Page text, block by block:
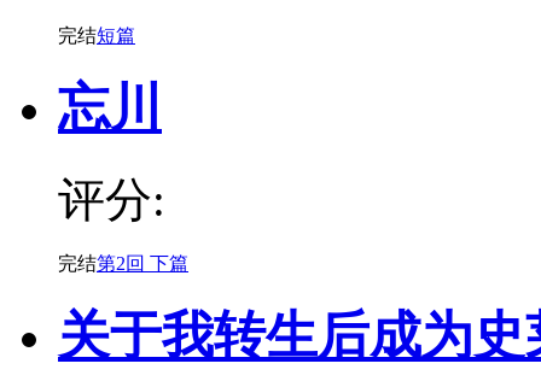
完结短篇
忘川
评分:
完结第2回 下篇
关于我转生后成为